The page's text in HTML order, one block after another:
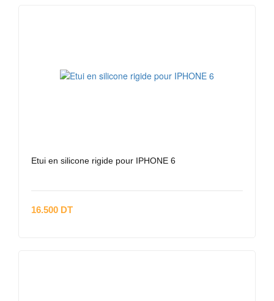
Etui en silicone rigide pour IPHONE 6
16.500 DT